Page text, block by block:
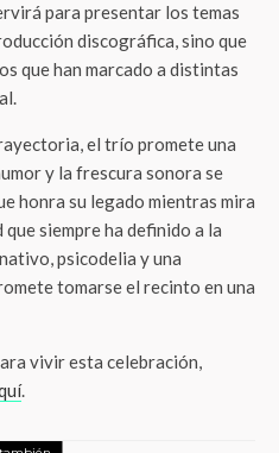
para presentar los temas
discográfica, sino que
que han marcado a distintas
el trío promete una
y la frescura sonora se
honra su legado mientras mira
siempre ha definido a la
psicodelia y una
tomarse el recinto en una
vivir esta celebración,
.